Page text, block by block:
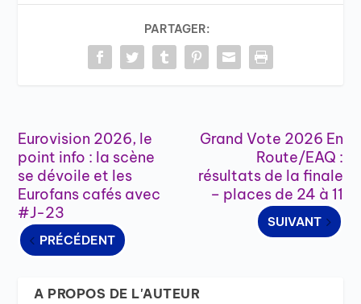
PARTAGER:
Eurovision 2026, le
point info : la scène
se dévoile et les
Eurofans cafés avec
#J-23
PRÉCÉDENT
Grand Vote 2026 En
Route/EAQ :
résultats de la finale
– places de 24 à 11
SUIVANT
A PROPOS DE L'AUTEUR